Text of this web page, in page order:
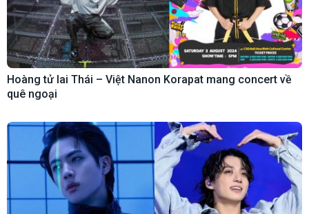
Hoàng tử lai Thái – Việt Nanon Korapat mang concert về
quê ngoại